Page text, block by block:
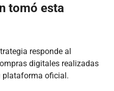
tomó esta
responde al
digitales realizadas
plataforma oficial.